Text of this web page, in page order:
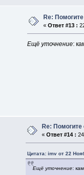
Re:
«Ответ #13 :
Ещё уточнение:
Re:
«Ответ #14 :
Цитата: imv от 22
Ещё уточнение: